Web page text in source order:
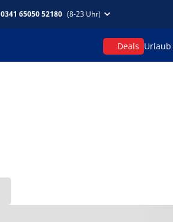
0341 65050 52180 (8-23 Uhr)
Deals